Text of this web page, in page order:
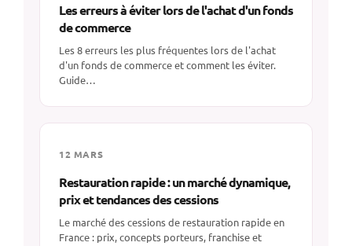
Les erreurs à éviter lors de l'achat d'un fonds
de commerce
Les 8 erreurs les plus fréquentes lors de l'achat
d'un fonds de commerce et comment les éviter.
Guide…
12 MARS
Restauration rapide : un marché dynamique,
prix et tendances des cessions
Le marché des cessions de restauration rapide en
France : prix, concepts porteurs, franchise et